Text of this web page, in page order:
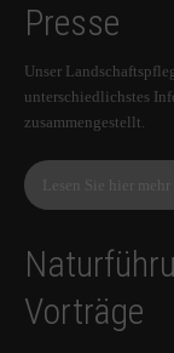
Presse
Unser
unterschiedlichstes
zusammengestellt.
Lesen Sie hier mehr
Vorträge